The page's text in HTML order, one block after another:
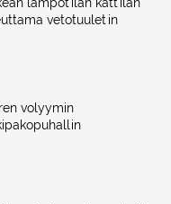
vetotuuletin
volyymin